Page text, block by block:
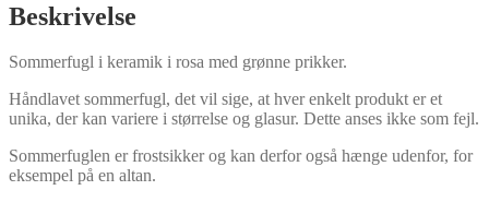
Beskrivelse
Sommerfugl i keramik i rosa med grønne prikker.
Håndlavet sommerfugl, det vil sige, at hver enkelt produkt er et
unika, der kan variere i størrelse og glasur. Dette anses ikke som fejl.
Sommerfuglen er frostsikker og kan derfor også hænge udenfor, for
eksempel på en altan.